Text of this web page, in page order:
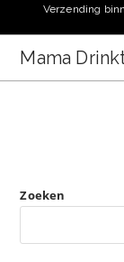
naar
inhoud
Verzending
Mama
Zoeken